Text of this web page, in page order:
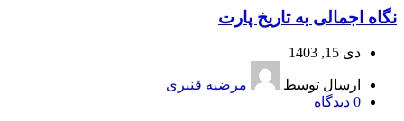
نگاه اجمالی به تاریخ پارت
دی 15, 1403
ارسال توسط
مرضیه قنبری
0 دیدگاه